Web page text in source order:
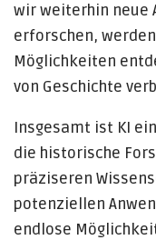
wir weiterhin neue
erforschen,
Möglichkeiten
von Geschichte
Insgesamt ist KI
die historische
präziseren
potenziellen
endlose